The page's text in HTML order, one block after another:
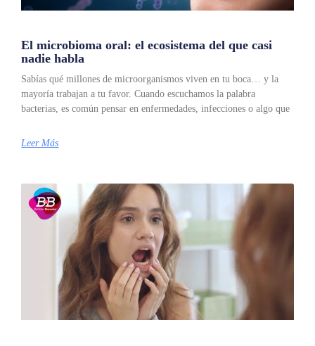
El microbioma oral: el ecosistema del que casi
nadie habla
Sabías qué millones de microorganismos viven en tu boca… y la
mayoría trabajan a tu favor. Cuando escuchamos la palabra
bacterias, es común pensar en enfermedades, infecciones o algo que
Leer Más